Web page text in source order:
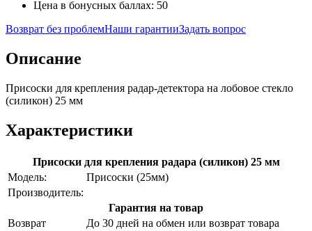
Цена в бонусных баллах: 50
Возврат без проблемНаши гарантииЗадать вопрос
Описание
Присоски для крепления радар-детектора на лобовое стекло
(силикон) 25 мм
Характеристики
Присоски для крепления радара (силикон) 25 мм
Модель:
Присоски (25мм)
Производитель:
Гарантия на товар
Возврат
До 30 дней на обмен или возврат товара